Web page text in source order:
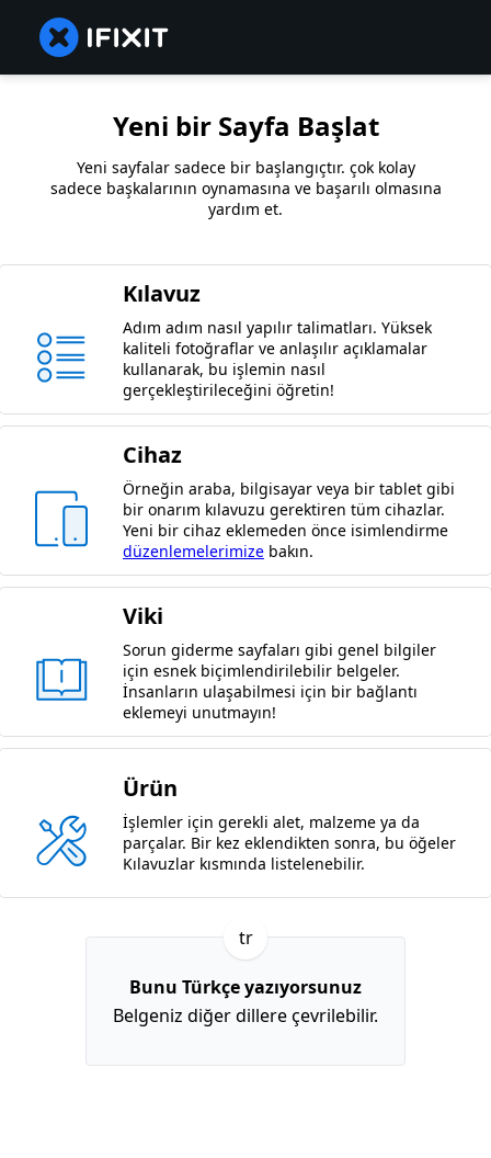
Yeni bir Sayfa Başlat
Yeni sayfalar sadece bir başlangıçtır. çok kolay
sadece başkalarının oynamasına ve başarılı olmasına
yardım et.
Kılavuz
Adım adım nasıl yapılır talimatları. Yüksek
kaliteli fotoğraflar ve anlaşılır açıklamalar
kullanarak, bu işlemin nasıl
gerçekleştirileceğini öğretin!
Cihaz
Örneğin araba, bilgisayar veya bir tablet gibi
bir onarım kılavuzu gerektiren tüm cihazlar.
Yeni bir cihaz eklemeden önce isimlendirme
düzenlemelerimize bakın.
Viki
Sorun giderme sayfaları gibi genel bilgiler
için esnek biçimlendirilebilir belgeler.
İnsanların ulaşabilmesi için bir bağlantı
eklemeyi unutmayın!
Ürün
İşlemler için gerekli alet, malzeme ya da
parçalar. Bir kez eklendikten sonra, bu öğeler
Kılavuzlar kısmında listelenebilir.
tr
Bunu Türkçe yazıyorsunuz
Belgeniz diğer dillere çevrilebilir.